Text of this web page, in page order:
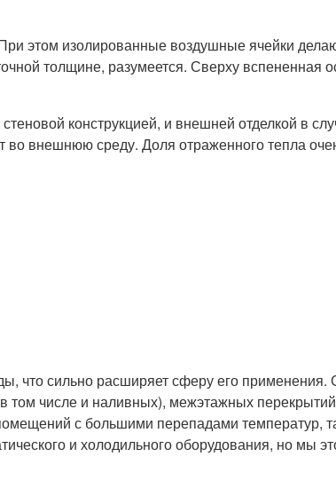
этом изолированные воздушные ячейки
толщине, разумеется. Сверху вспененная
конструкцией, и внешней отделкой в
внешнюю среду. Доля отраженного тепла
что сильно расширяет сферу его применения.
том числе и наливных), межэтажных
с большими перепадами температур,
и холодильного оборудования, но мы